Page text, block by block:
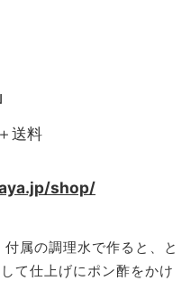
送料
shop/
属の調理水で作ると、と
て仕上げにポン酢をかけ